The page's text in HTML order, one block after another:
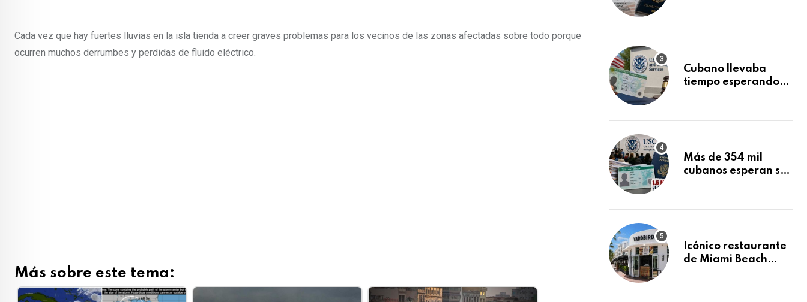
Cada vez que hay fuertes lluvias en la isla tienda a creer graves problemas para los vecinos de las zonas afectadas sobre todo porque
ocurren muchos derrumbes y perdidas de fluido eléctrico.
Más sobre este tema:
decidirse en una
Cubano llevaba
tiempo esperando
tras Writ of
Más de 354 mil
cubanos esperan su
acumula 1.5 millones
Icónico restaurante
de Miami Beach
después de 15 años